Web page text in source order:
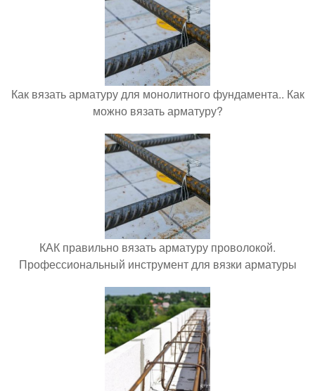
Как вязать арматуру для монолитного фундамента.. Как
можно вязать арматуру?
КАК правильно вязать арматуру проволокой.
Профессиональный инструмент для вязки арматуры